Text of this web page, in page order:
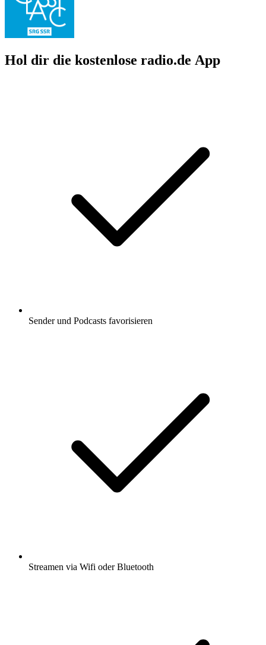
Hol dir die kostenlose radio.de App
Sender und Podcasts favorisieren
Streamen via Wifi oder Bluetooth